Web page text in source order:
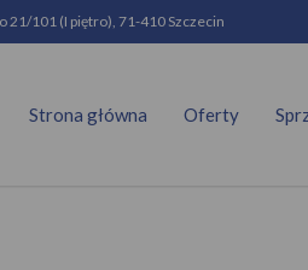
21/101 (I piętro), 71-410 Szczecin
Strona główna Oferty